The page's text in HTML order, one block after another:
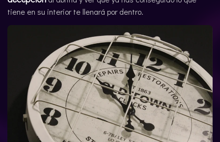
tiene en su interior te llenará por dentro.